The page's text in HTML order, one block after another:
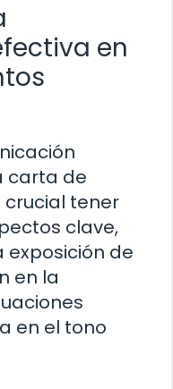
en
carta de
crucial tener
clave,
de
en la
en el tono